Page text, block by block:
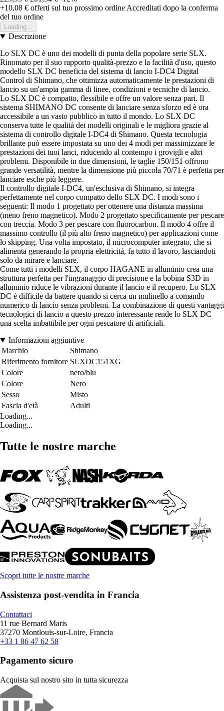
+10,08 € offerti sul tuo prossimo ordine Accreditati dopo la conferma
del tuo ordine
Loading...
Descrizione
Lo SLX DC è uno dei modelli di punta della popolare serie SLX.
Rinomato per il suo rapporto qualità-prezzo e la facilità d'uso, questo
modello SLX DC beneficia del sistema di lancio I-DC4 Digital
Control di Shimano, che ottimizza automaticamente le prestazioni di
lancio su un'ampia gamma di linee, condizioni e tecniche di lancio.
Lo SLX DC è compatto, flessibile e offre un valore senza pari. Il
sistema SHIMANO DC consente di lanciare senza sforzo ed è ora
accessibile a un vasto pubblico in tutto il mondo. Lo SLX DC
conserva tutte le qualità dei modelli originali e le migliora grazie al
sistema di controllo digitale I-DC4 di Shimano. Questa tecnologia
brillante può essere impostata su uno dei 4 modi per massimizzare le
prestazioni dei tuoi lanci, riducendo al contempo i grovigli e altri
problemi. Disponibile in due dimensioni, le taglie 150/151 offrono
grande versatilità, mentre la dimensione più piccola 70/71 è perfetta per
lanciare esche più leggere.
Il controllo digitale I-DC4, un'esclusiva di Shimano, si integra
perfettamente nel corpo compatto dello SLX DC. I modi sono i
seguenti: Il modo 1 progettato per ottenere una distanza massima
(meno freno magnetico). Modo 2 progettato specificamente per pescare
con treccia. Modo 3 per pescare con fluorocarbon. Il modo 4 offre il
massimo controllo (il più alto freno magnetico) per applicazioni come
lo skipping. Una volta impostato, il microcomputer integrato, che si
alimenta generando la propria elettricità, fa tutto il lavoro, lasciandoti
solo da mirare e lanciare.
Come tutti i modelli SLX, il corpo HAGANE in alluminio crea una
struttura perfetta per l'ingranaggio di precisione e la bobina S3D in
alluminio riduce le vibrazioni durante il lancio e il recupero. Lo SLX
DC è difficile da battere quando si cerca un mulinello a comando
numerico di lancio senza problemi. La combinazione di questi vantaggi
tecnologici di lancio a questo prezzo interessante rende lo SLX DC
una scelta imbattibile per ogni pescatore di artificiali.
Informazioni aggiuntive
Marchio
Shimano
Riferimento fornitore SLXDC151XG
Colore
nero/blu
Colore
Nero
Sesso
Misto
Fascia d'età
Adulti
Loading...
Loading...
Tutte le nostre marche
Scopri tutte le nostre marche
Assistenza post-vendita in Francia
Contattaci
11 rue Bernard Maris
37270 Montlouis-sur-Loire, Francia
+33 1 86 47 62 58
Pagamento sicuro
Acquista sul nostro sito in tutta sicurezza